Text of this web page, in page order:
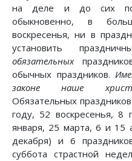
на деле и до сих
обыкновенно, в
воскресенья, ни в
установить
обязательных
обычных праздников.
законе наше
Обязательных
году, 52 воскресенья, 8
января, 25 марта, 6 и 15
декабря) и 6
суббота страстной